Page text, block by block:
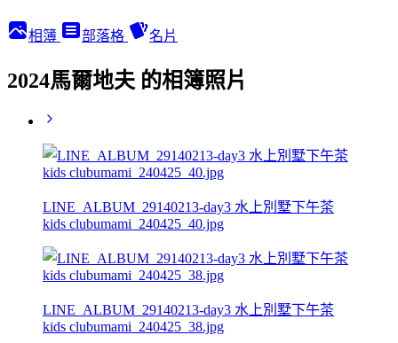
相簿 部落格 名片
2024馬爾地夫 的相簿照片
LINE_ALBUM_29140213-day3 水上別墅下午茶
kids clubumami_240425_40.jpg
LINE_ALBUM_29140213-day3 水上別墅下午茶
kids clubumami_240425_38.jpg